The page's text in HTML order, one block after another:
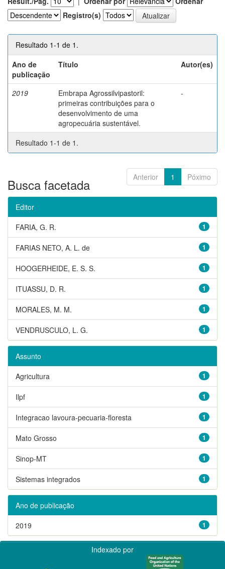
Registro(s)
Resultado 1-1 de 1.
Ano de
publicação
Título Autor(es)
2019
Embrapa Agrossilvipastoril:
primeiras contribuições para o
desenvolvimento de uma
agropecuária sustentável.
-
Resultado 1-1 de 1.
Anterior 1 Póximo
Busca facetada
Editor
1
FARIA, G. R.
1
FARIAS NETO, A. L. de
1
HOOGERHEIDE, E. S. S.
1
ITUASSU, D. R.
1
MORALES, M. M.
1
VENDRUSCULO, L. G.
Assunto
1
Agricultura
1
Ilpf
1
Integracao lavoura-pecuaria-floresta
1
Mato Grosso
1
Sinop-MT
1
Sistemas integrados
Ano de publicação
1
2019
Indexado por